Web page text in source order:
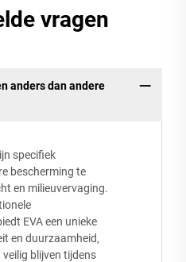
vragen
anders dan andere
specifiek
bescherming te
en milieuvervaging.
EVA een unieke
en duurzaamheid,
blijven tijdens